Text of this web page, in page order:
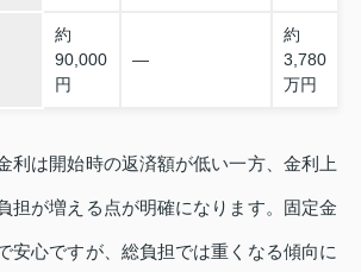
約
90,000
円
—
約
3,780
万円
利は開始時の返済額が低い一方、金利上
担が増える点が明確になります。固定金
安心ですが、総負担では重くなる傾向に